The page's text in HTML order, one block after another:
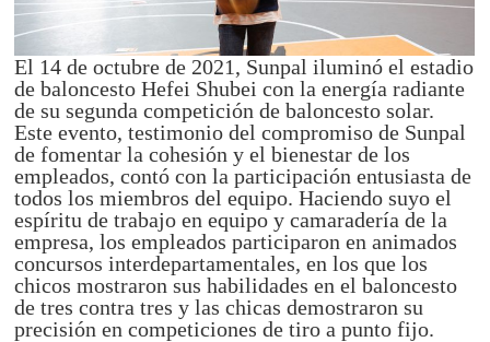
El 14 de octubre de 2021, Sunpal iluminó el estadio
de baloncesto Hefei Shubei con la energía radiante
de su segunda competición de baloncesto solar.
Este evento, testimonio del compromiso de Sunpal
de fomentar la cohesión y el bienestar de los
empleados, contó con la participación entusiasta de
todos los miembros del equipo. Haciendo suyo el
espíritu de trabajo en equipo y camaradería de la
empresa, los empleados participaron en animados
concursos interdepartamentales, en los que los
chicos mostraron sus habilidades en el baloncesto
de tres contra tres y las chicas demostraron su
precisión en competiciones de tiro a punto fijo.